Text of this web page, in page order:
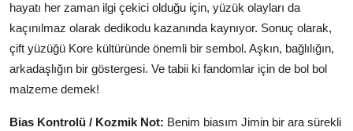
hayatı her zaman ilgi çekici olduğu için, yüzük olayları da
kaçınılmaz olarak dedikodu kazanında kaynıyor. Sonuç olarak,
çift yüzüğü Kore kültüründe önemli bir sembol. Aşkın, bağlılığın,
arkadaşlığın bir göstergesi. Ve tabii ki fandomlar için de bol bol
malzeme demek!
Bias Kontrolü / Kozmik Not: Benim biasım Jimin bir ara sürekli